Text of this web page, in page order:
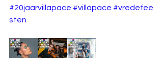
#20jaarvillapace #villapace #vredefee
sten